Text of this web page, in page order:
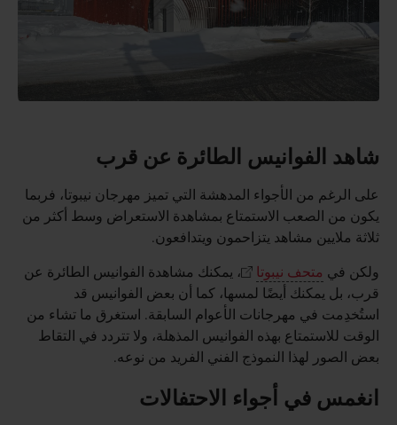
شاهد الفوانيس الطائرة عن قرب
على الرغم من الأجواء المدهشة التي تميز مهرجان نيبوتا، فربما
يكون من الصعب الاستمتاع بمشاهدة الاستعراض وسط أكثر من
ثلاثة ملايين مشاهد يتزاحمون ويتدافعون.
ولكن في متحف نيبوتا
، يمكنك مشاهدة الفوانيس الطائرة عن
قرب، بل يمكنك أيضًا لمسها، كما أن بعض الفوانيس قد
استُخدِمت في مهرجانات الأعوام السابقة. استغرق ما تشاء من
الوقت للاستمتاع بهذه الفوانيس المذهلة، ولا تتردد في التقاط
بعض الصور لهذا النموذج الفني الفريد من نوعه.
انغمس في أجواء الاحتفالات